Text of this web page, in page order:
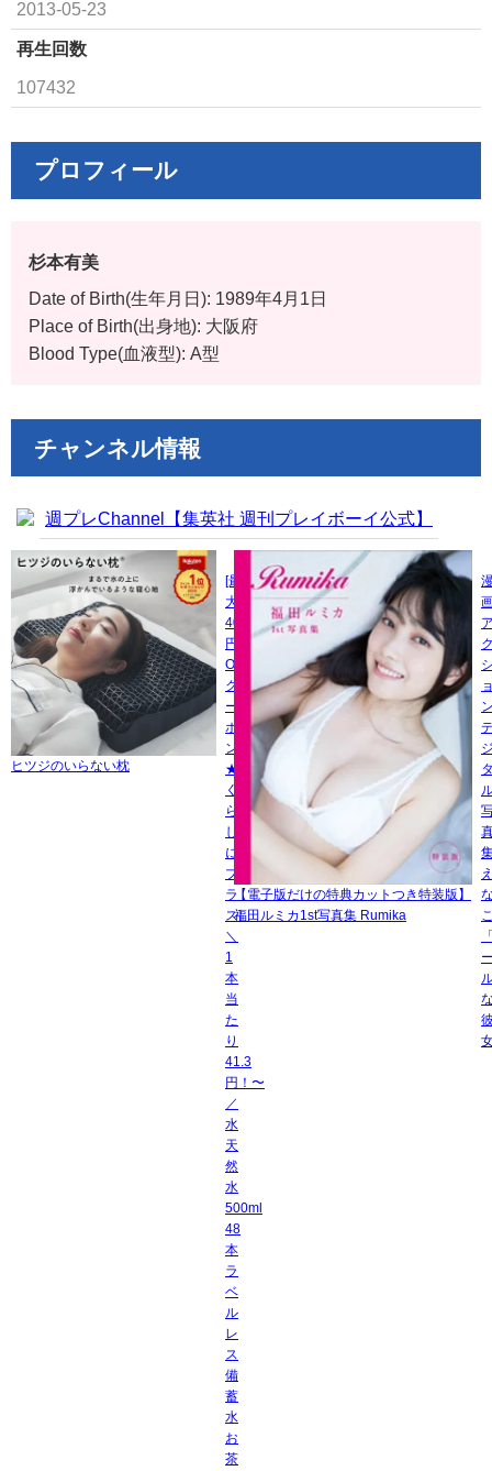
2013-05-23
再生回数
107432
プロフィール
杉本有美
Date of Birth(生年月日): 1989年4月1日
Place of Birth(出身地): 大阪府
Blood Type(血液型): A型
チャンネル情報
週プレChannel【集英社 週刊プレイボーイ公式】
ヒツジのいらない枕
[最
大
400
円
OFF
ク
ー
ポ
ン
★
く
ら
し
に
プ
ラ
ス]
＼
1
本
当
た
り
41.3
円！〜
／
水
天
然
水
500ml
48
本
ラ
ベ
ル
レ
ス
備
蓄
水
お
茶
【電子版だけの特典カットつき特装版】
福田ルミカ1st写真集 Rumika